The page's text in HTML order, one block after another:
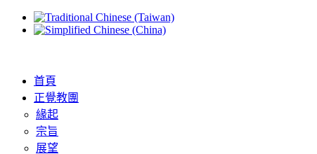
首頁
正覺教團
緣起
宗旨
展望